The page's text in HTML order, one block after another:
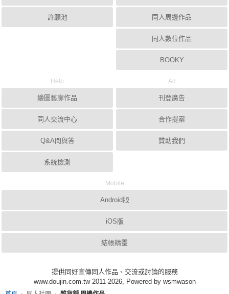
許願池 同人周邊作品
同人數位作品
BOOKY
Help
繪圖藝廊作品
同人交流中心
Q&A問與答
系統檢測
Ad
刊登廣告
合作提案
贊助我們
Mobile
Android版
iOS版
結帳精靈
提供同好宣傳同人作品、交流或討論的服務
www.doujin.com.tw 2011-2026, Powered by wsmwason